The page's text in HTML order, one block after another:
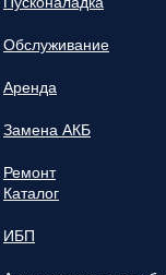
Обслуживание
Аренда
Замена АКБ
Ремонт
Каталог
ИБП